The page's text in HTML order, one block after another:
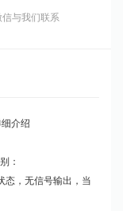
与我们联系
B详细介绍
：
态，无信号输出，当